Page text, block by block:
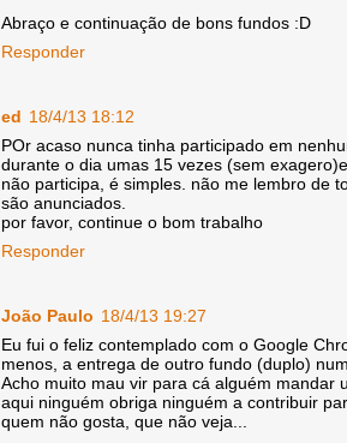
Abraço e continuação de bons fundos :D
Responder
ed 18/4/13 18:12
POr acaso nunca tinha participado em
durante o dia umas 15 vezes (sem
não participa, é simples. não me lembro de
são anunciados.
por favor, continue o bom trabalho
Responder
João Paulo 18/4/13 19:27
Eu fui o feliz contemplado com o Google
menos, a entrega de outro fundo (duplo)
Acho muito mau vir para cá alguém mandar
aqui ninguém obriga ninguém a contribuir
quem não gosta, que não veja...